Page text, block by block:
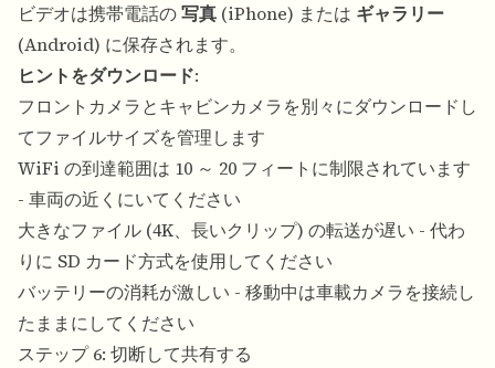
ビデオは携帯電話の写真 (iPhone) または ギャラリー
(Android) に保存されます。
ヒントをダウンロード:
フロントカメラとキャビンカメラを別々にダウンロードし
てファイルサイズを管理します
WiFi の到達範囲は 10 ～ 20 フィートに制限されています
- 車両の近くにいてください
大きなファイル (4K、長いクリップ) の転送が遅い - 代わ
りに SD カード方式を使用してください
バッテリーの消耗が激しい - 移動中は車載カメラを接続し
たままにしてください
ステップ 6: 切断して共有する